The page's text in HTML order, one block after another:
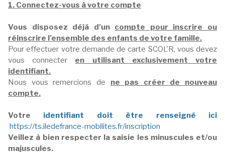
1. Connectez-vous à votre compte
Vous disposez déjà d’un compte pour inscrire ou
réinscrire l’ensemble des enfants de votre famille.
Pour effectuer votre demande de carte SCOL'R, vous devez
vous connecter en utilisant exclusivement votre
identifiant.
Nous vous remercions de ne pas créer de nouveau
compte.
Votre identifiant doit être renseigné ici
https://ts.iledefrance-mobilites.fr/inscription
Veillez à bien respecter la saisie les minuscules et/ou
majuscules.